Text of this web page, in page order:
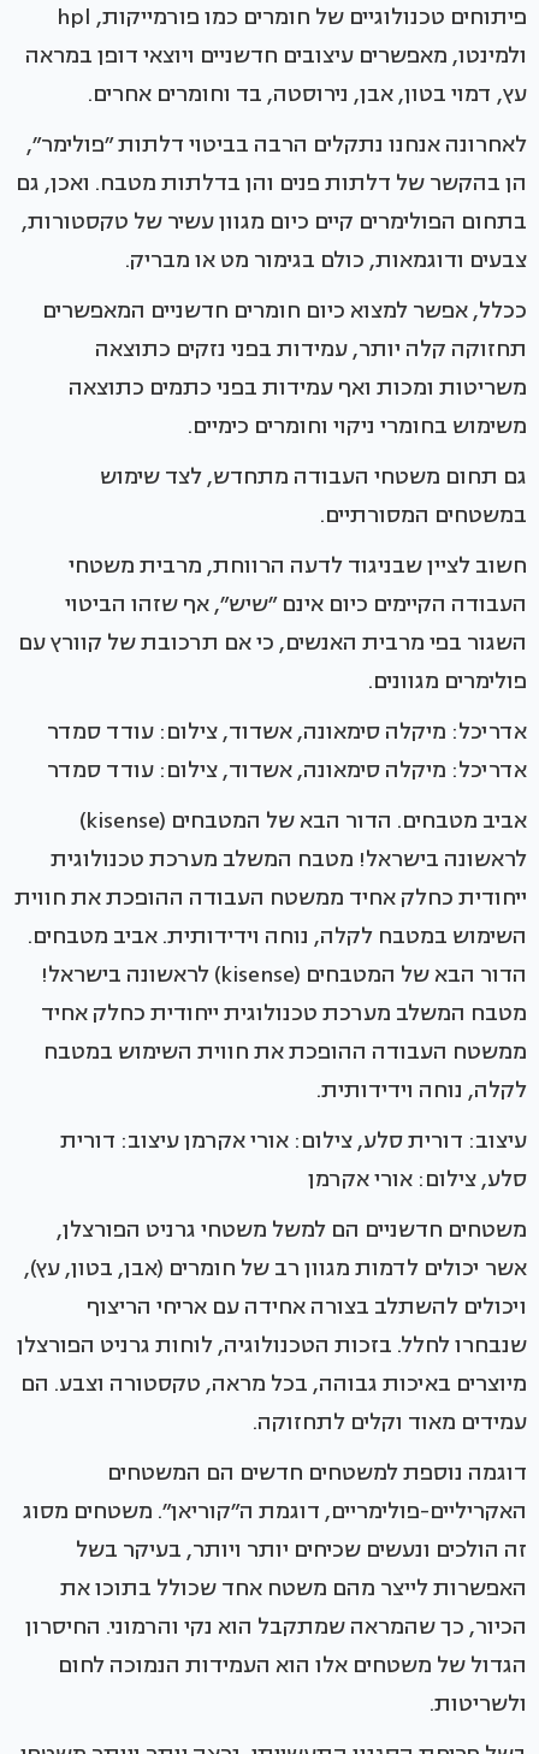
פיתוחים טכנולוגיים של חומרים כמו פורמייקות, hpl
ולמינטו, מאפשרים עיצובים חדשניים ויוצאי דופן במראה
עץ, דמוי בטון, אבן, נירוסטה, בד וחומרים אחרים.
לאחרונה אנחנו נתקלים הרבה בביטוי דלתות ״פולימר״,
הן בהקשר של דלתות פנים והן בדלתות מטבח. ואכן, גם
בתחום הפולימרים קיים כיום מגוון עשיר של טקסטורות,
צבעים ודוגמאות, כולם בגימור מט או מבריק.
ככלל, אפשר למצוא כיום חומרים חדשניים המאפשרים
תחזוקה קלה יותר, עמידות בפני נזקים כתוצאה
משריטות ומכות ואף עמידות בפני כתמים כתוצאה
משימוש בחומרי ניקוי וחומרים כימיים.
גם תחום משטחי העבודה מתחדש, לצד שימוש
במשטחים המסורתיים.
חשוב לציין שבניגוד לדעה הרווחת, מרבית משטחי
העבודה הקיימים כיום אינם ״שיש״, אף שזהו הביטוי
השגור בפי מרבית האנשים, כי אם תרכובת של קוורץ עם
פולימרים מגוונים.
אדריכל: מיקלה סימאונה, אשדוד, צילום: עודד סמדר
אדריכל: מיקלה סימאונה, אשדוד, צילום: עודד סמדר
אביב מטבחים. הדור הבא של המטבחים (kisense)
לראשונה בישראל! מטבח המשלב מערכת טכנולוגית
ייחודית כחלק אחיד ממשטח העבודה ההופכת את חווית
השימוש במטבח לקלה, נוחה וידידותית. אביב מטבחים.
הדור הבא של המטבחים (kisense) לראשונה בישראל!
מטבח המשלב מערכת טכנולוגית ייחודית כחלק אחיד
ממשטח העבודה ההופכת את חווית השימוש במטבח
לקלה, נוחה וידידותית.
עיצוב: דורית סלע, צילום: אורי אקרמן עיצוב: דורית
סלע, צילום: אורי אקרמן
משטחים חדשניים הם למשל משטחי גרניט הפורצלן,
אשר יכולים לדמות מגוון רב של חומרים (אבן, בטון, עץ),
ויכולים להשתלב בצורה אחידה עם אריחי הריצוף
שנבחרו לחלל. בזכות הטכנולוגיה, לוחות גרניט הפורצלן
מיוצרים באיכות גבוהה, בכל מראה, טקסטורה וצבע. הם
עמידים מאוד וקלים לתחזוקה.
דוגמה נוספת למשטחים חדשים הם המשטחים
האקריליים-פולימריים, דוגמת ה״קוריאן״. משטחים מסוג
זה הולכים ונעשים שכיחים יותר ויותר, בעיקר בשל
האפשרות לייצר מהם משטח אחד שכולל בתוכו את
הכיור, כך שהמראה שמתקבל הוא נקי והרמוני. החיסרון
הגדול של משטחים אלו הוא העמידות הנמוכה לחום
ולשריטות.